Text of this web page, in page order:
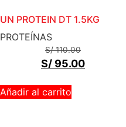
UN PROTEIN DT 1.5KG
PROTEÍNAS
S/110.00
S/95.00
Añadir al carrito